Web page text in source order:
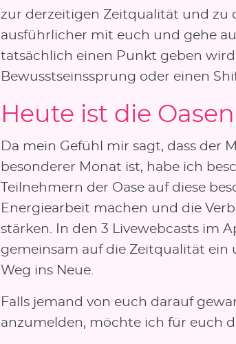
zur derzeitigen Zeitqualität und zu
ausführlicher mit euch und gehe
tatsächlich einen Punkt geben
Bewusstseinssprung oder einen
Heute ist die
Da mein Gefühl mir sagt, dass der
besonderer Monat ist, habe ich
Teilnehmern der Oase auf diese
Energiearbeit machen und die
stärken. In den 3 Livewebcasts im
gemeinsam auf die Zeitqualität ein
Weg ins Neue.
Falls jemand von euch darauf
anzumelden, möchte ich für euch